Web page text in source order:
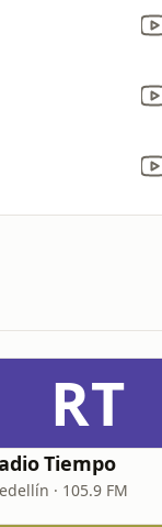
RT
Tiempo
· 105.9 FM